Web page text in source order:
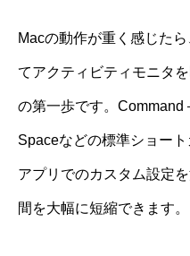
Macの動作が重く感じた
てアクティビティモニタ
の第一歩です。Command
Spaceなどの標準ショー
アプリでのカスタム設定
間を大幅に短縮できます。